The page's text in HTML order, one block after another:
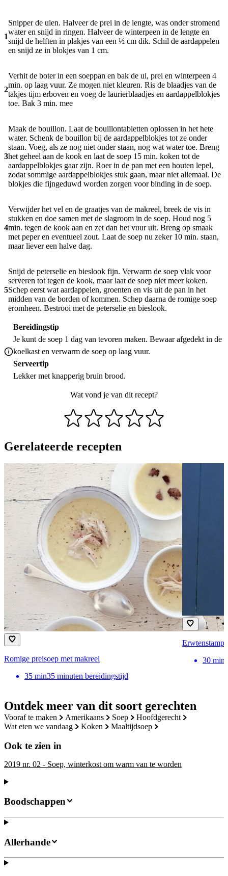
Ontdek meer van dit soort gerechten
vooraf te maken amerikaans soep
hoofdgerecht
wat eten we vandaag
koken maaltijdsoep
Ook te zien in
2019 nr. 02 - Soep, winterkost om warm van te worden
1
Snipper de uien. Halveer de prei in de lengte, was onder stromend
water en snijd in ringen. Halveer de winterpeen in de lengte en
snijd de helften in plakjes van een ½ cm dik. Schil de aardappelen
en snijd ze in blokjes van 1 cm.
2
Verhit de boter in een soeppan en bak de ui, prei en winterpeen 4
min. op laag vuur. Ze mogen niet kleuren. Ris de blaadjes van de
takjes tijm erboven en voeg de laurierblaadjes en aardappelblokjes
toe. Bak 3 min. mee
3
Maak de bouillon. Laat de bouillontabletten oplossen in het hete
water. Schenk de bouillon bij de aardappelblokjes tot ze onder
staan. Voeg, als ze nog niet onder staan, nog wat water toe. Breng
het geheel aan de kook en laat de soep 15 min. koken tot de
aardappelblokjes gaar zijn. Roer in de pan met een houten lepel,
zodat sommige aardappelblokjes stuk gaan, maar niet allemaal. De
blokjes die fijngeduwd worden zorgen voor binding in de soep.
4
Verwijder het vel en de graatjes van de makreel, breek de vis in
stukken en doe samen met de slagroom in de soep. Houd nog 5
min. tegen de kook aan en zet dan het vuur uit. Breng op smaak
met peper en eventueel zout. Laat de soep nu zeker 10 min. staan,
maar liever een halve dag.
5
Snijd de peterselie en bieslook fijn. Verwarm de soep vlak voor
serveren tot tegen de kook, maar laat de soep niet meer koken.
Schep eerst wat aardappelen, groenten en vis uit de pan in het
midden van de borden of kommen. Schep daarna de romige soep
eromheen. Bestrooi met de peterselie en bieslook.
Bereidingstip
Je kunt de soep 1 dag van tevoren maken. Bewaar afgedekt in de
koelkast en verwarm de soep op laag vuur.
Serveertip
Lekker met knapperig bruin brood.
Wat vond je van dit recept?
Gerelateerde recepten
Romige preisoep met makreel
35 min35 minuten bereidingstijd
30 min
Boodschappen
Allerhande